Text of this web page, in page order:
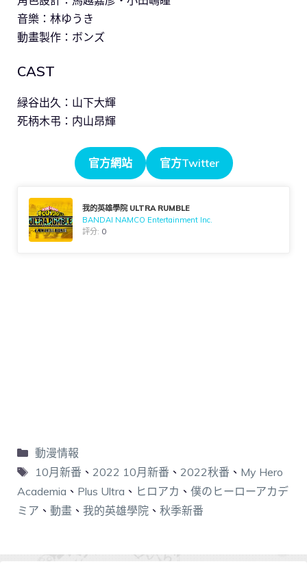
音樂：林ゆうき
動畫製作：ボンズ
CAST
緑谷出久：山下大輝
死柄木弔：内山昂輝
官方網站 官方Twitter
我的英雄學院 ULTRA RUMBLE
BANDAI NAMCO Entertainment Inc.
評分: 0
動漫情報
10月新番 、 2022 10月新番 、 2022秋番 、 My Hero
Academia 、 Plus Ultra 、 ヒロアカ 、 僕のヒーローアカデ
ミア 、 動畫 、 我的英雄學院 、 秋季新番